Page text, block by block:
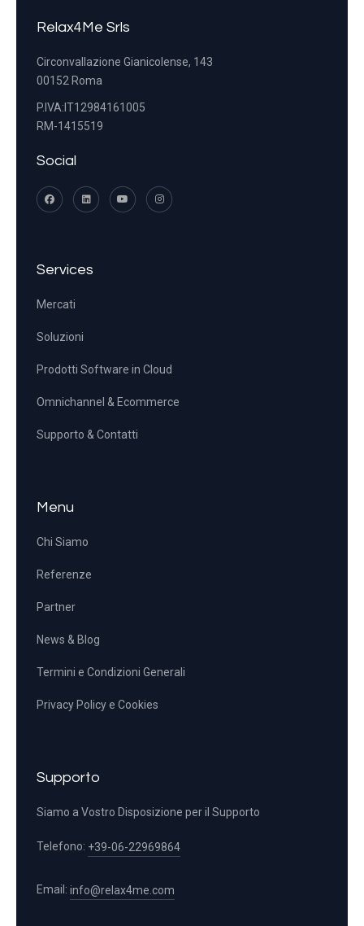
Relax4Me Srls
Circonvallazione Gianicolense, 143
00152 Roma
P.IVA:IT12984161005
RM-1415519
Social
Services
Mercati
Soluzioni
Prodotti Software in Cloud
Omnichannel & Ecommerce
Supporto & Contatti
Menu
Chi Siamo
Referenze
Partner
News & Blog
Termini e Condizioni Generali
Privacy Policy e Cookies
Supporto
Siamo a Vostro Disposizione per il Supporto
Telefono: +39-06-22969864
Email: info@relax4me.com